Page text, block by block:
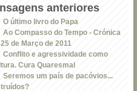
anteriores
O último livro do Papa
Ao Compasso do Tempo - Crónica
de Março de 2011
Conflito e agressividade como
Cura Quaresmal
Seremos um país de pacóvios...